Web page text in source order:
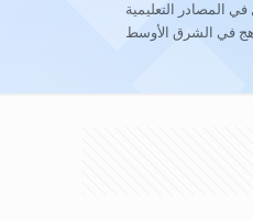
المصادر التعليمية
في الشرق الأوسط